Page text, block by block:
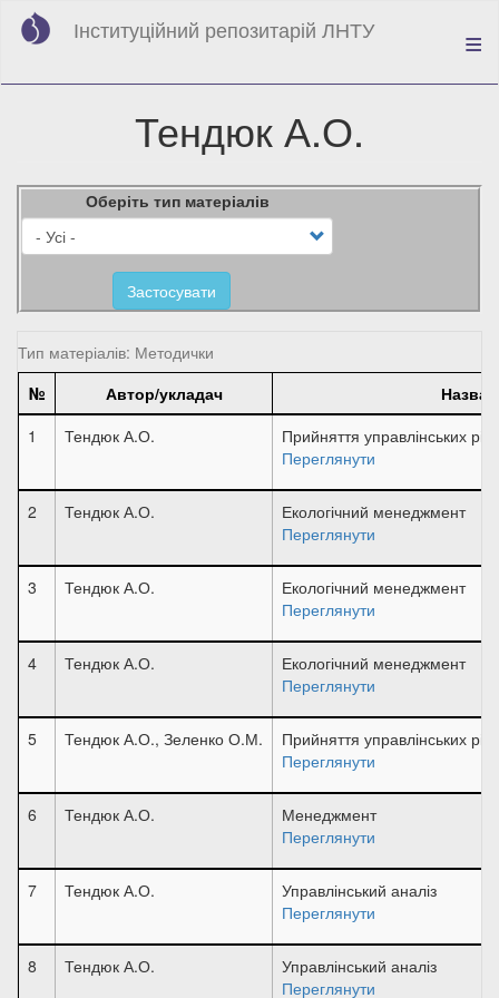
Перейти
вмісту
Інституційний репозитарій ЛНТУ
Тендюк А.О.
Оберіть тип матеріалів
Застосувати
Тип матеріалів: Методички
№
Автор/укладач
Назва
1
Тендюк А.О.
Прийняття управлінських
Переглянути
2 Тендюк А.О.
Екологічний менеджмент
Переглянути
3 Тендюк А.О.
Екологічний менеджмент
Переглянути
4 Тендюк А.О.
Екологічний менеджмент
Переглянути
5 Тендюк А.О., Зеленко О.М.
Прийняття управлінських
Переглянути
6 Тендюк А.О.
Менеджмент
Переглянути
7 Тендюк А.О.
Управлінський аналіз
Переглянути
8 Тендюк А.О.
Управлінський аналіз
Переглянути